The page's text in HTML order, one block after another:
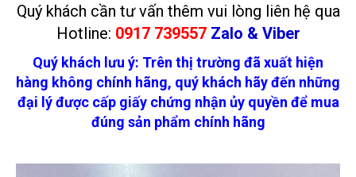
Quý khách cần tư vấn thêm vui lòng liên hệ qua
Hotline: 0917 739557 Zalo & Viber
Quý khách lưu ý: Trên thị trường đã xuất hiện
hàng không chính hãng, quý khách hãy đến những
đại lý được cấp giấy chứng nhận ủy quyền để mua
đúng sản phẩm chính hãng